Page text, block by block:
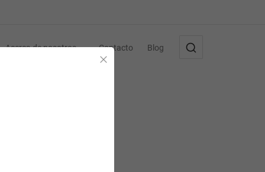
Acerca de nosotros Contacto Blog